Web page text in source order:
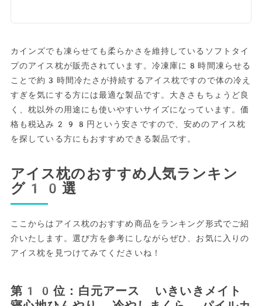
カインズでも凍らせても柔らかさを維持しているソフトタイ
プのアイス枕が販売されています。冷凍庫に8時間凍らせる
ことで約3時間冷たさが持続するアイス枕ですので体の冷え
すぎを気にする方には最適な製品です。大きさもちょうど良
く、枕以外の用途にも使いやすいサイズになっています。価
格も税込み298円という安さですので、安めのアイス枕
を探している方にもおすすめできる製品です。
アイス枕のおすすめ人気ランキン
グ10選
ここからはアイス枕のおすすめ商品をランキング形式でご紹
介いたします。選び方を参考にしながらぜひ、お気に入りの
アイス枕を見つけてみてくださいね！
第10位：白元アース いきいきメイト